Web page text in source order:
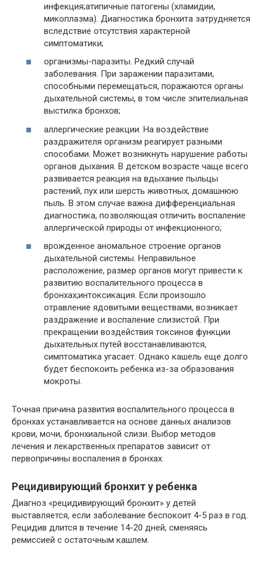
инфекция;атипичные патогены (хламидии,
микоплазма). Диагностика бронхита затрудняется
вследствие отсутствия характерной
симптоматики;
организмы-паразиты. Редкий случай
заболевания. При заражении паразитами,
способными перемещаться, поражаются органы
дыхательной системы, в том числе эпителиальная
выстилка бронхов;
аллергические реакции. На воздействие
раздражителя организм реагирует разными
способами. Может возникнуть нарушение работы
органов дыхания. В детском возрасте чаще всего
развивается реакция на вдыхание пыльцы
растений, пух или шерсть животных, домашнюю
пыль. В этом случае важна дифференциальная
диагностика, позволяющая отличить воспаление
аллергической природы от инфекционного;
врожденное аномальное строение органов
дыхательной системы. Неправильное
расположение, размер органов могут привести к
развитию воспалительного процесса в
бронхах;интоксикация. Если произошло
отравление ядовитыми веществами, возникает
раздражение и воспаление слизистой. При
прекращении воздействия токсинов функции
дыхательных путей восстанавливаются,
симптоматика угасает. Однако кашель еще долго
будет беспокоить ребенка из-за образования
мокроты.
Точная причина развития воспалительного процесса в
бронхах устанавливается на основе данных анализов
крови, мочи, бронхиальной слизи. Выбор методов
лечения и лекарственных препаратов зависит от
первопричины воспаления в бронхах.
Рецидивирующий бронхит у ребенка
Диагноз «рецидивирующий бронхит» у детей
выставляется, если заболевание беспокоит 4-5 раз в год.
Рецидив длится в течение 14-20 дней, сменяясь
ремиссией с остаточным кашлем.